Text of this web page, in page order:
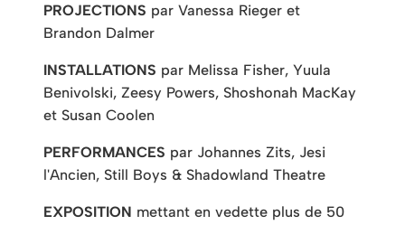
PROJECTIONS par Vanessa Rieger et
Brandon Dalmer
INSTALLATIONS par Melissa Fisher, Yuula
Benivolski, Zeesy Powers, Shoshonah MacKay
et Susan Coolen
PERFORMANCES par Johannes Zits, Jesi
l'Ancien, Still Boys & Shadowland Theatre
EXPOSITION mettant en vedette plus de 50